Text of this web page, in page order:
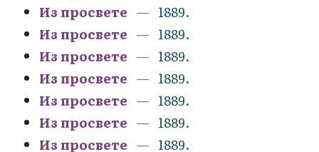
Из просвете
1889.
Из просвете
1889.
Из просвете
1889.
Из просвете
1889.
Из просвете
1889.
Из просвете
1889.
Из просвете
1889.